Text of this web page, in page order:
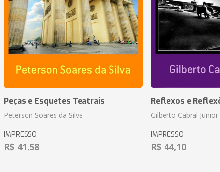
Peças e Esquetes Teatrais
Peterson Soares da Silva
IMPRESSO
R$ 41,58
Reflexos e
Gilberto Cabral Junior
IMPRESSO
R$ 44,10